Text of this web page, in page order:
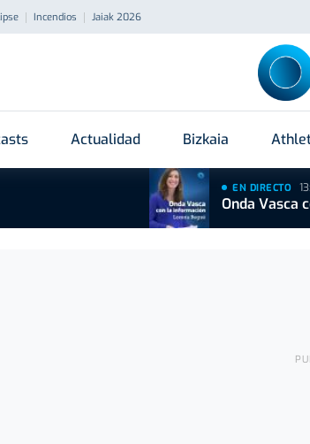
Incendios Jaiak 2026
Actualidad Bizkaia
EN DIRECTO
Onda Vasca